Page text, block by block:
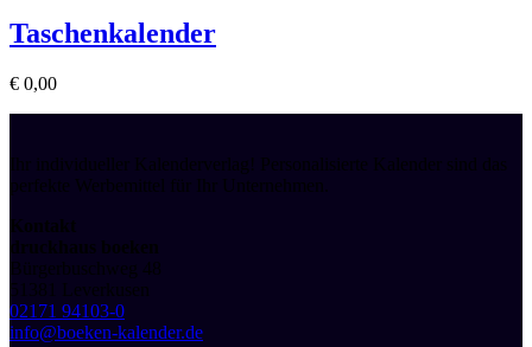
Taschenkalender
€ 0,00
Ihr individueller Kalenderverlag! Personalisierte Kalender sind das
perfekte Werbemittel für Ihr Unternehmen.
Kontakt
druckhaus boeken
Bürgerbuschweg 48
51381 Leverkusen
02171 94103-0
info@boeken-kalender.de